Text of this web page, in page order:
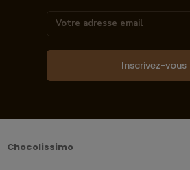
Inscrivez-vous
Chocolissimo